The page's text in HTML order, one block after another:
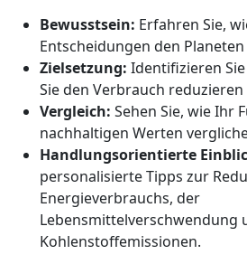
Bewusstsein: Erfahren Sie,
Entscheidungen den
Zielsetzung: Identifizieren
Sie den Verbrauch
Vergleich: Sehen Sie, wie Ihr
nachhaltigen Werten
Handlungsorientierte
personalisierte Tipps zur
Energieverbrauchs, der
Lebensmittelverschwendung
Kohlenstoffemissionen.